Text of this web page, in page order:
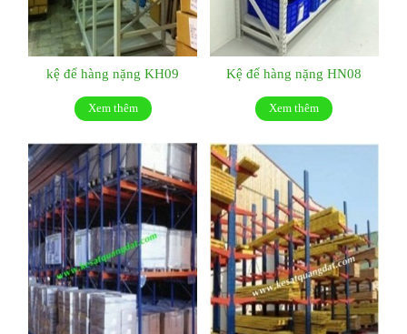
kệ để hàng nặng KH09
Xem thêm
Kệ để hàng nặng HN08
Xem thêm